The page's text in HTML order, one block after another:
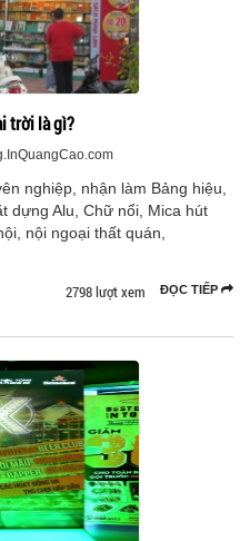
trời là gì?
nghiệp, nhận làm Bảng hiệu,
dựng Alu, Chữ nổi, Mica hút
nội ngoại thất quán,
ĐỌC TIẾP
2798 lượt xem